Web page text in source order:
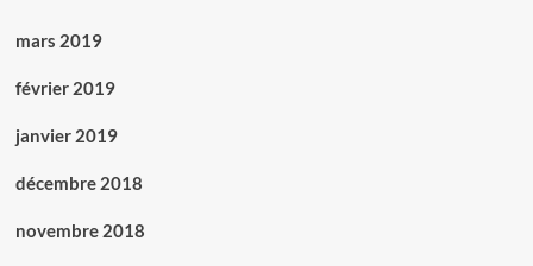
mars 2019
février 2019
janvier 2019
décembre 2018
novembre 2018